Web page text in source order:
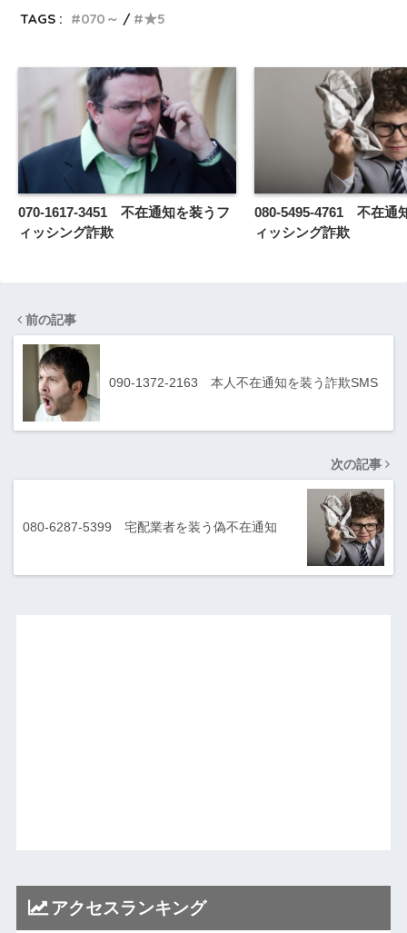
TAGS :
070～ ★5
070-1617-3451 不在通知を装うフ
ィッシング詐欺
080-5495-4761 不在通
ィッシング詐欺
前の記事
090-1372-2163 本人不在通知を装う詐欺SMS
次の記事
080-6287-5399 宅配業者を装う偽不在通知
アクセスランキング